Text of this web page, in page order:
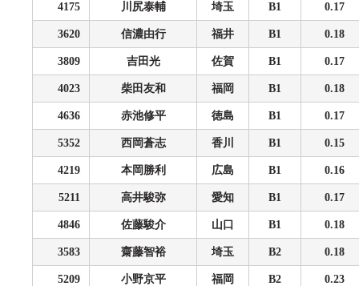
4175 川尻泰輔 埼玉 B1 0.17
3620 信濃由行 福井 B1 0.18
3809 吉田光 佐賀 B1 0.17
4023 柴田友和 福岡 B1 0.18
4636 赤池修平 徳島 B1 0.17
5352 西岡蒼志 香川 B1 0.15
4219 本岡勝利 広島 B1 0.16
5211 高井駿弥 愛知 B1 0.17
4846 佐藤駿介 山口 B1 0.18
3583 齋藤智裕 埼玉 B2 0.18
5209 小野京平 福岡 B2 0.23